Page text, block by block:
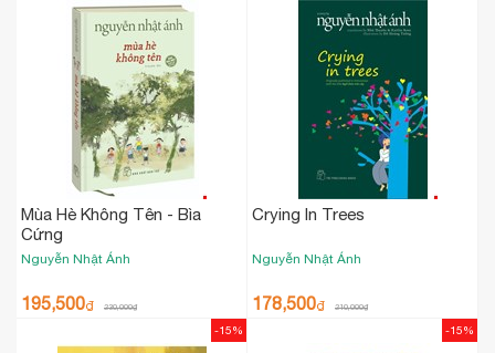
Mùa Hè Không Tên - Bìa
Cứng
Nguyễn Nhật Ánh
195,500₫ 230,000₫
Crying In Trees
Nguyễn Nhật Ánh
178,500₫ 210,000₫
-15% -15%